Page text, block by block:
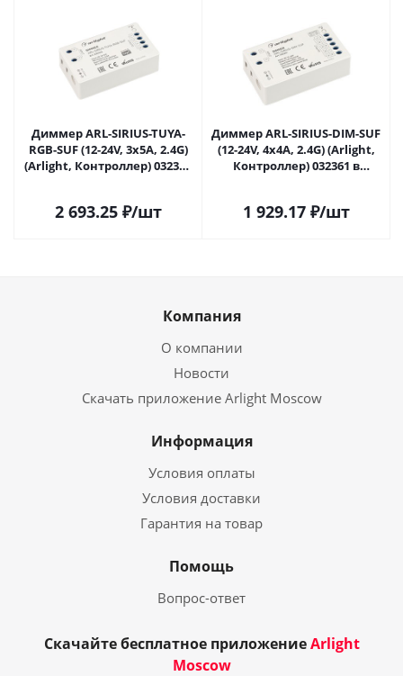
Диммер ARL-SIRIUS-TUYA-
RGB-SUF (12-24V, 3x5A, 2.4G)
(Arlight, Контроллер) 032344
2 693.25₽/шт
Диммер ARL-SIRIUS-DIM-SUF
(12-24V, 4x4A, 2.4G) (Arlight,
Контроллер) 032361 в
1 929.17₽/шт
Компания
О компании
Новости
Скачать приложение Arlight Moscow
Информация
Условия оплаты
Условия доставки
Гарантия на товар
Помощь
Вопрос-ответ
Скачайте бесплатное приложениеArlight
Moscow